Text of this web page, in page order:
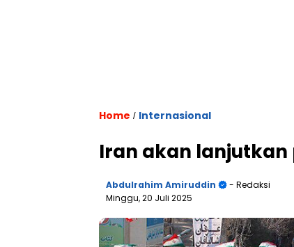
Home / Internasional
Iran akan lanjutkan
Abdulrahim Amiruddin
- Redaksi
Minggu, 20 Juli 2025